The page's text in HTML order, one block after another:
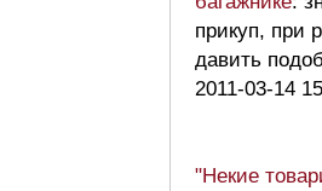
прикуп, при
давить
2011-03-14
"Некие